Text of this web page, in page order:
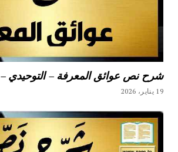
شرح نص عوائق المعرفة – التوحيدي –
19 يناير، 2026